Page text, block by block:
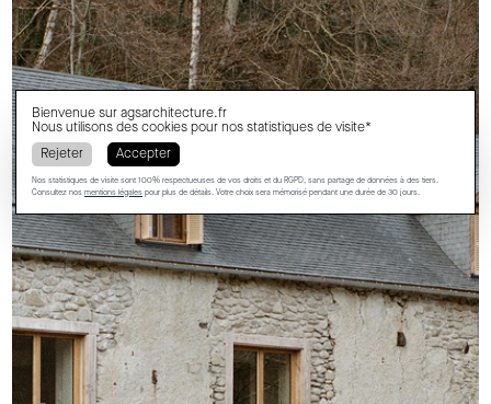
Bienvenue sur agsarchitecture.fr
Nous utilisons des cookies pour nos statistiques de visite*
Rejeter
Accepter
Nos statistiques de visite sont 100% respectueuses de vos droits et du RGPD, sans partage de données à des tiers.
Consultez nos mentions légales pour plus de détails. Votre choix sera mémorisé pendant une durée de 30 jours.